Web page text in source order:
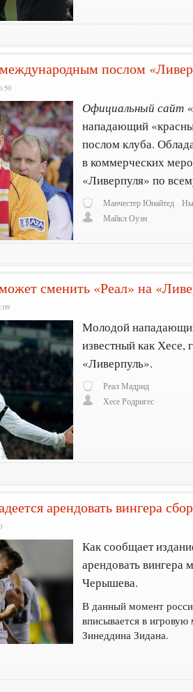
послом
Официальный сайт
нападающий
послом клуба.
в коммерческих
«Ливерпуля» по
Манчестер Юнайтед
Майкл Оуэн
сменить «Реал» на
Молодой
известный как Хесе,
«Ливерпуль».
Реал Мадрид
Хесе Родригес
арендовать вингера
Как сообщает
арендовать вингера
Черышева.
В данный момент
вписывается в игровую
Зинеддина Зидана.